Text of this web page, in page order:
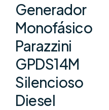
Generador
Monofásico
Parazzini
GPDS14M
Silencioso
Diesel